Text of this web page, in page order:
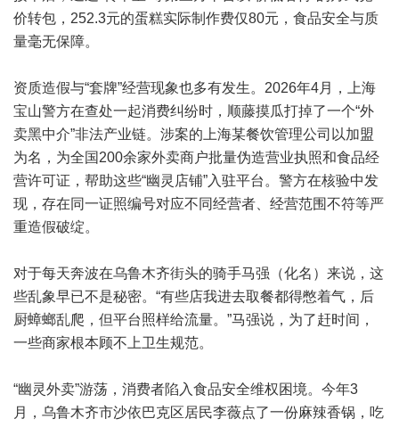
价转包，252.3元的蛋糕实际制作费仅80元，食品安全与质
量毫无保障。
资质造假与“套牌”经营现象也多有发生。2026年4月，上海
宝山警方在查处一起消费纠纷时，顺藤摸瓜打掉了一个“外
卖黑中介”非法产业链。涉案的上海某餐饮管理公司以加盟
为名，为全国200余家外卖商户批量伪造营业执照和食品经
营许可证，帮助这些“幽灵店铺”入驻平台。警方在核验中发
现，存在同一证照编号对应不同经营者、经营范围不符等严
重造假破绽。
对于每天奔波在乌鲁木齐街头的骑手马强（化名）来说，这
些乱象早已不是秘密。“有些店我进去取餐都得憋着气，后
厨蟑螂乱爬，但平台照样给流量。”马强说，为了赶时间，
一些商家根本顾不上卫生规范。
“幽灵外卖”游荡，消费者陷入食品安全维权困境。今年3
月，乌鲁木齐市沙依巴克区居民李薇点了一份麻辣香锅，吃